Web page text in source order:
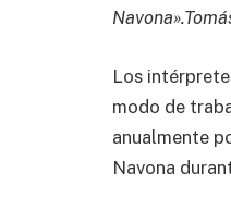
Los
modo de
anualmente
Navona